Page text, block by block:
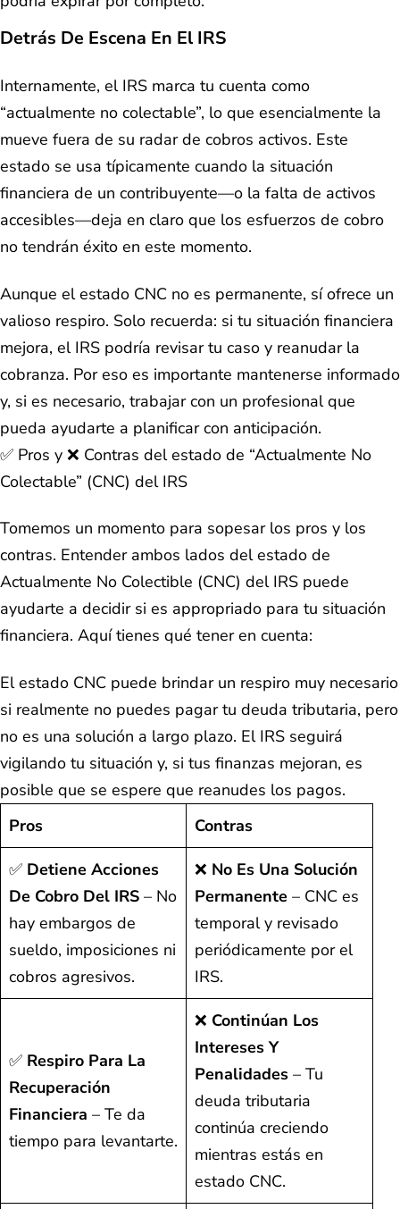
Detrás De Escena En El IRS
Internamente, el IRS marca tu cuenta como
“actualmente no colectable”, lo que esencialmente la
mueve fuera de su radar de cobros activos. Este
estado se usa típicamente cuando la situación
financiera de un contribuyente—o la falta de activos
accesibles—deja en claro que los esfuerzos de cobro
no tendrán éxito en este momento.
Aunque el estado CNC no es permanente, sí ofrece un
valioso respiro. Solo recuerda: si tu situación financiera
mejora, el IRS podría revisar tu caso y reanudar la
cobranza. Por eso es importante mantenerse informado
y, si es necesario, trabajar con un profesional que
pueda ayudarte a planificar con anticipación.
✅ Pros y ❌ Contras del estado de “Actualmente No
Colectable” (CNC) del IRS
Tomemos un momento para sopesar los pros y los
contras. Entender ambos lados del estado de
Actualmente No Colectible (CNC) del IRS puede
ayudarte a decidir si es appropriado para tu situación
financiera. Aquí tienes qué tener en cuenta:
El estado CNC puede brindar un respiro muy necesario
si realmente no puedes pagar tu deuda tributaria, pero
no es una solución a largo plazo. El IRS seguirá
vigilando tu situación y, si tus finanzas mejoran, es
posible que se espere que reanudes los pagos.
Pros
Contras
✅ Detiene Acciones
De Cobro Del IRS – No
hay embargos de
sueldo, imposiciones ni
cobros agresivos.
❌ No Es Una Solución
Permanente – CNC es
temporal y revisado
periódicamente por el
IRS.
✅ Respiro Para La
Recuperación
Financiera – Te da
tiempo para levantarte.
❌ Continúan Los
Intereses Y
Penalidades – Tu
deuda tributaria
continúa creciendo
mientras estás en
estado CNC.